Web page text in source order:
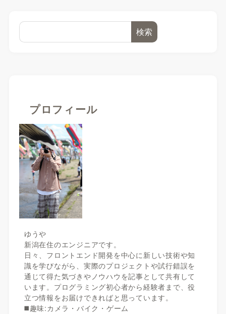
検索
プロフィール
ゆうや
新潟在住のエンジニアです。
日々、フロントエンド開発を中心に新しい技術や知
識を学びながら、実際のプロジェクトや試行錯誤を
通じて得た気づきやノウハウを記事として共有して
います。プログラミング初心者から経験者まで、役
立つ情報をお届けできればと思っています。
◼️趣味:カメラ・バイク・ゲーム